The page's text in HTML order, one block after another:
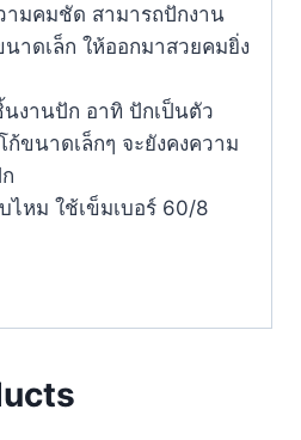
ามคมชัด สามารถปักงาน
าดเล็ก ให้ออกมาสวยคมยิ่ง
งานปัก อาทิ ปักเป็นตัว
ก้ขนาดเล็กๆ จะยังคงความ
ไหม ใช้เข็มเบอร์ 60/8